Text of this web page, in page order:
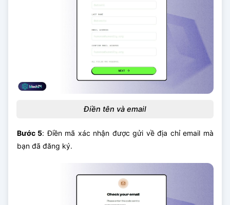
Điền tên và email
Bước 5: Điền mã xác nhận được gửi về địa chỉ email mà
bạn đã đăng ký.